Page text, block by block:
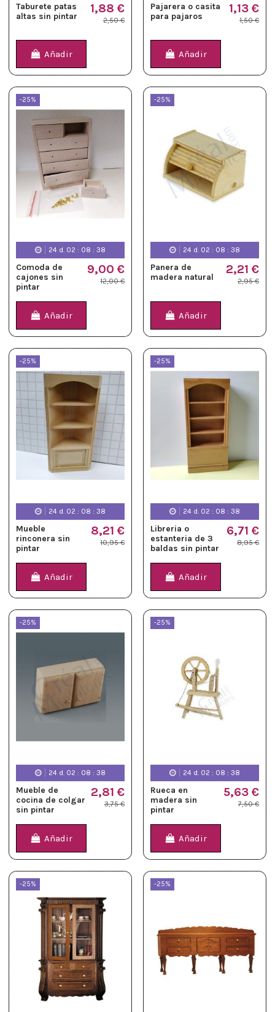
Taburete patas
altas sin pintar
1,88 €
2,50 €
Añadir
Pajarera o casita
para pajaros
1,13 €
1,50 €
Añadir
-25%
24 d. 02 : 08 :37
Comoda de
cajones sin
pintar
9,00 €
12,00 €
Añadir
-25%
24 d. 02 : 08 :37
Panera de
madera natural
2,21 €
2,95 €
Añadir
-25%
24 d. 02 : 08 :37
Mueble
rinconera sin
pintar
8,21 €
10,95 €
Añadir
-25%
24 d. 02 : 08 :37
Libreria o
estanteria de 3
baldas sin pintar
6,71 €
8,95 €
Añadir
-25%
24 d. 02 : 08 :37
Mueble de
cocina de colgar
sin pintar
2,81 €
3,75 €
Añadir
-25%
24 d. 02 : 08 :37
Rueca en
madera sin
pintar
5,63 €
7,50 €
Añadir
-25% -25%